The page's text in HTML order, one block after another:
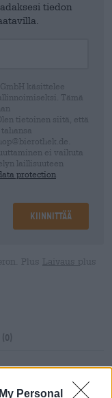
Personal
tiedon
käsittelee
Tämä
tietoinen siitä, että
ei vaikuta
laillisuuteen
protection
Kiinnittää
Plus Laivaus plus
(0)
joka on tullut